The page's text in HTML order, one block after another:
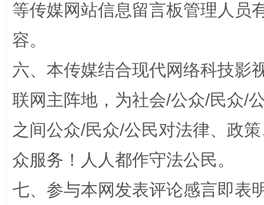
千年窑火 生生不息 一
等传媒网站信息留言板管理人员
容。
六、本传媒结合现代网络科技影
联网主阵地，为社会/公众/民众/
之间公众/民众/公民对法律、政
众服务！人人都作守法公民。
七、参与本网发表评论感言即表